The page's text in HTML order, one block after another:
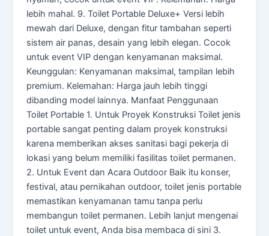
lebih mahal. 9. Toilet Portable Deluxe+ Versi lebih
mewah dari Deluxe, dengan fitur tambahan seperti
sistem air panas, desain yang lebih elegan. Cocok
untuk event VIP dengan kenyamanan maksimal.
Keunggulan: Kenyamanan maksimal, tampilan lebih
premium. Kelemahan: Harga jauh lebih tinggi
dibanding model lainnya. Manfaat Penggunaan
Toilet Portable 1. Untuk Proyek Konstruksi Toilet jenis
portable sangat penting dalam proyek konstruksi
karena memberikan akses sanitasi bagi pekerja di
lokasi yang belum memiliki fasilitas toilet permanen.
2. Untuk Event dan Acara Outdoor Baik itu konser,
festival, atau pernikahan outdoor, toilet jenis portable
memastikan kenyamanan tamu tanpa perlu
membangun toilet permanen. Lebih lanjut mengenai
toilet untuk event, Anda bisa membaca di sini 3.